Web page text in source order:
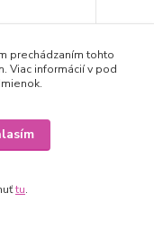
prechádzaním tohto
Viac informácií v pod
tu.